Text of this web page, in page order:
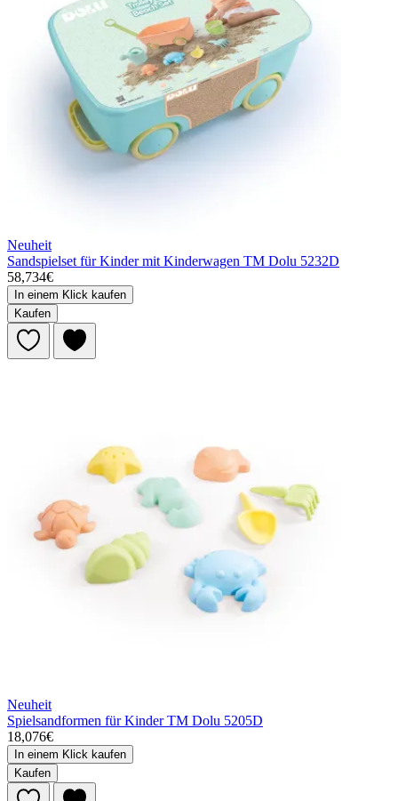
Neuheit
Sandspielset für Kinder mit Kinderwagen TM Dolu 5232D
58,734€
In einem Klick kaufen
Kaufen
Neuheit
Spielsandformen für Kinder TM Dolu 5205D
18,076€
In einem Klick kaufen
Kaufen